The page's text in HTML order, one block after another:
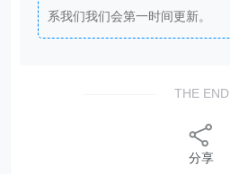
系我们我们会第一时间更新。
THE END
分享